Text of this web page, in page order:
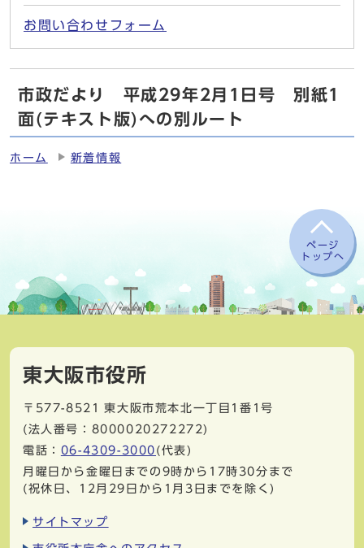
お問い合わせフォーム
市政だより 平成29年2月1日号 別紙1
面(テキスト版)への別ルート
ホーム 新着情報
ページ
トップへ
東大阪市役所
〒577-8521
東大阪市荒本北一丁目1番1号
(法人番号：8000020272272)
電話： 06-4309-3000 (代表)
月曜日から金曜日までの9時から17時30分まで
(祝休日、12月29日から1月3日までを除く)
サイトマップ